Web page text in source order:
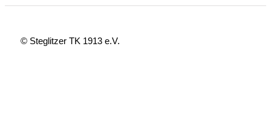
© Steglitzer TK 1913 e.V.